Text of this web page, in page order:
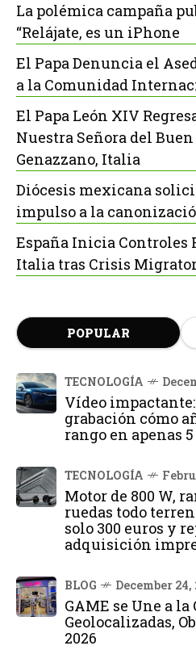
La polémica campaña
“Relájate, es un iPhone
El Papa Denuncia el
a la Comunidad
El Papa León XIV
Nuestra Señora del Buen
Genazzano, Italia
Diócesis mexicana
impulso a la
España Inicia Controles
Italia tras Crisis
POPULAR
TECNOLOGÍA
Vídeo
grabación cómo
rango en apenas
TECNOLOGÍA
Motor de 800 W,
ruedas todo
solo 300 euros y
adquisición
BLOG December 24,
GAME se Une a
Geolocalizadas,
2026